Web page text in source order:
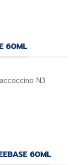
60ML
N3
60ML